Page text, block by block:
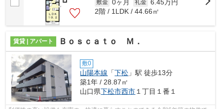
敷金 0ヶ月 礼金 6.45万円
2階 / 1LDK / 44.66㎡
賃貸 | アパート Ｂｏｓｃａｔｏ Ｍ．
敷0
山陽本線 「下松 」駅 徒歩13分
築1年 / 28.87㎡
山口県下松市西市 １丁目１番１